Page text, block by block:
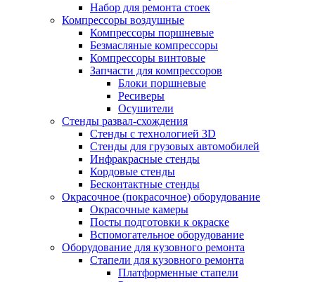
Набор для ремонта стоек
Компрессоры воздушные
Компрессоры поршневые
Безмасляные компрессоры
Компрессоры винтовые
Запчасти для компрессоров
Блоки поршневые
Ресиверы
Осушители
Стенды развал-схождения
Стенды с технологией 3D
Стенды для грузовых автомобилей
Инфракрасные стенды
Кордовые стенды
Бесконтактные стенды
Окрасочное (покрасочное) оборудование
Окрасочные камеры
Посты подготовки к окраске
Вспомогательное оборудование
Оборудование для кузовного ремонта
Стапели для кузовного ремонта
Платформенные стапели